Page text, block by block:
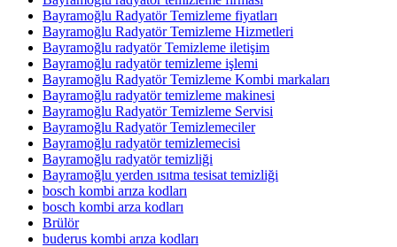
Bayramoğlu Radyatör Temizleme fiyatları
Bayramoğlu Radyatör Temizleme Hizmetleri
Bayramoğlu radyatör Temizleme iletişim
Bayramoğlu radyatör temizleme işlemi
Bayramoğlu Radyatör Temizleme Kombi markaları
Bayramoğlu radyatör temizleme makinesi
Bayramoğlu Radyatör Temizleme Servisi
Bayramoğlu Radyatör Temizlemeciler
Bayramoğlu radyatör temizlemecisi
Bayramoğlu radyatör temizliği
Bayramoğlu yerden ısıtma tesisat temizliği
bosch kombi arıza kodları
bosch kombi arza kodları
Brülör
buderus kombi arıza kodları